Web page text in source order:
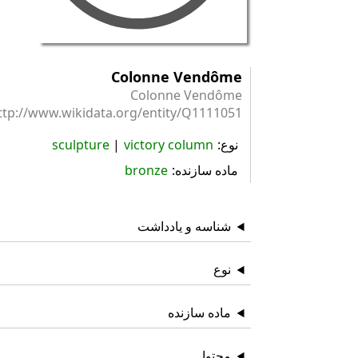
Colonne Vendôme
Colonne Vendôme
www.wikidata.org/entity/Q1111051
نوع victory column
sculpture
ماده سازنده bronze
شناسه و یادداشت
نوع
ماده سازنده